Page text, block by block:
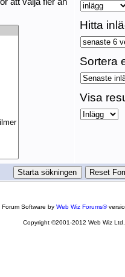
Hitta
Sortera
Visa
Forum Software byWeb Wiz Forums®
Copyright ©2001-2012 Web Wiz Ltd.